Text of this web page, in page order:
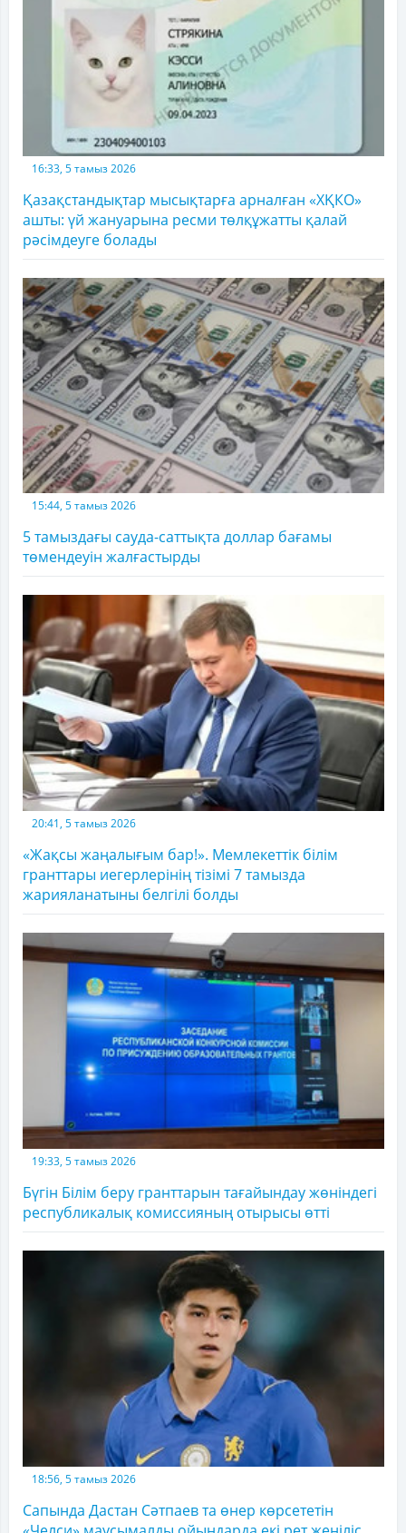
16:33, 5 тамыз 2026
Қазақстандықтар мысықтарға арналған «ХҚКО»
ашты: үй жануарына ресми төлқұжатты қалай
рәсімдеуге болады
15:44, 5 тамыз 2026
5 тамыздағы сауда-саттықта доллар бағамы
төмендеуін жалғастырды
20:41, 5 тамыз 2026
«Жақсы жаңалығым бар!». Мемлекеттік білім
гранттары иегерлерінің тізімі 7 тамызда
жарияланатыны белгілі болды
19:33, 5 тамыз 2026
Бүгін Білім беру гранттарын тағайындау жөніндегі
республикалық комиссияның отырысы өтті
18:56, 5 тамыз 2026
Сапында Дастан Сәтпаев та өнер көрсететін